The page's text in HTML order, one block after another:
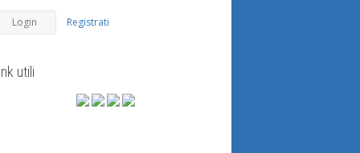
Registrati
utili